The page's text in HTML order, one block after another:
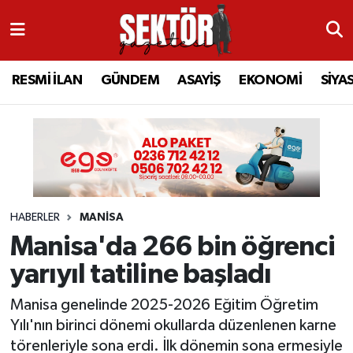
RESMİ İLAN GÜNDEM ASAYİŞ EKONOMİ
HABERLER MANİSA
Manisa'da 266 bin öğrenci
yarıyıl tatiline başladı
Manisa genelinde 2025-2026 Eğitim Öğretim
Yılı'nın birinci dönemi okullarda düzenlenen karne
törenleriyle sona erdi. İlk dönemin sona ermesiyle
RESMİ İLAN
EKONOMİ
SİYASET
EĞİTİM
SAĞLIK
SPOR
MANİSA
AKHİSAR
ALAŞEHİR
YUNUSEMRE
ŞEHZADELER
RESMİ İLAN
MANİSA
ALAŞEHİR
DEMİRCİ
GÖLMARMARA
GÖRDES
KIRKAĞAÇ
ARAMIZDAN AYRILANLAR
BİR ZAMANLAR SALİHLİ
SİZİN SESİNİZ
GÜNDEM
ASAYİŞ
SİYASET
Manisa Nöbetçi Eczaneler
Manisa Namaz Vakitleri
Manisa Trafik Yoğunluk Haritası
Süper Lig Puan Durumu ve Fikstür
Tüm Manşetler
Son Dakika Haberleri
Haber Arşivi